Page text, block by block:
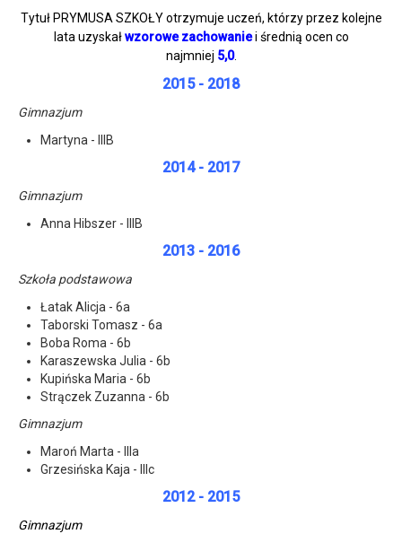
Tytuł PRYMUSA SZKOŁY otrzymuje uczeń, którzy przez kolejne
lata uzyskałwzorowe zachowaniei średnią ocen co
najmniej 5,0.
2015 - 2018
Gimnazjum
Martyna - IIIB
2014 - 2017
Gimnazjum
Anna Hibszer - IIIB
2013 - 2016
Szkoła podstawowa
Łatak Alicja - 6a
Taborski Tomasz - 6a
Boba Roma - 6b
Karaszewska Julia - 6b
Kupińska Maria - 6b
Strączek Zuzanna - 6b
Gimnazjum
Maroń Marta - IIIa
Grzesińska Kaja - IIIc
2012 - 2015
Gimnazjum